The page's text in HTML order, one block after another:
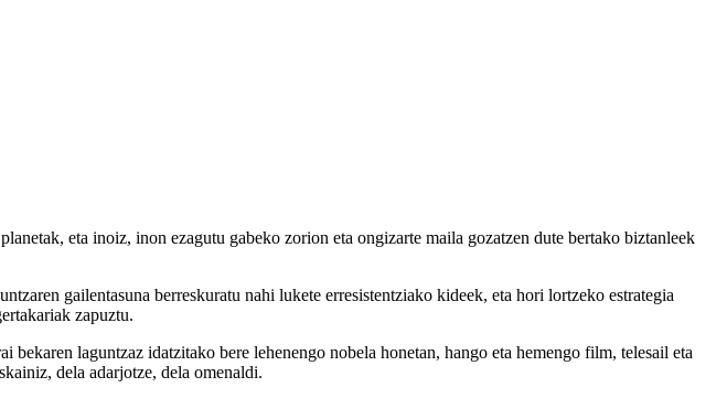
eta inoiz, inon ezagutu gabeko zorion eta ongizarte maila gozatzen dute bertako biztanleek
gailentasuna berreskuratu nahi lukete erresistentziako kideek, eta hori lortzeko estrategia
zapuztu.
laguntzaz idatzitako bere lehenengo nobela honetan, hango eta hemengo film, telesail eta
dela adarjotze, dela omenaldi.